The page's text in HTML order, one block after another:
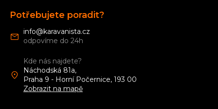
Potřebujete poradit?
info@karavanista.cz
Kde nás najdete?
Náchodská 81a,
Praha 9 - Horní Počernice, 193 00
Zobrazit na mapě